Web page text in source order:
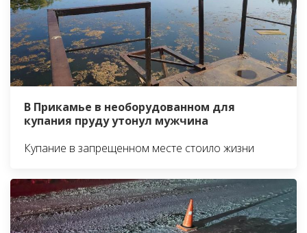
В Прикамье в необорудованном для
купания пруду утонул мужчина
Купание в запрещенном месте стоило жизни